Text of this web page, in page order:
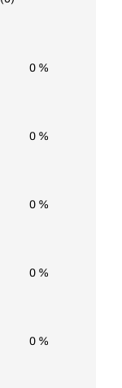
0 %
0 %
0 %
0 %
0 %